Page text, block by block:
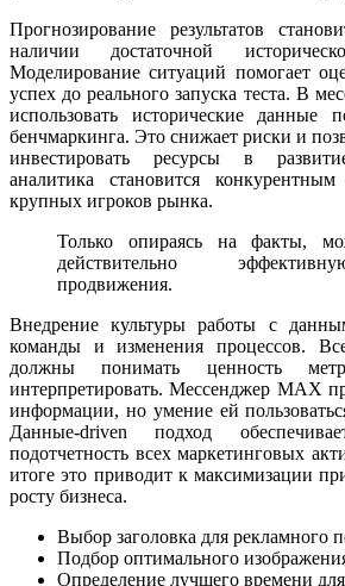
Прогнозирование результатов
наличии достаточной
Моделирование ситуаций помогает
успех до реального запуска теста. В
использовать исторические данные
бенчмаркинга. Это снижает риски и
инвестировать ресурсы в
аналитика становится
крупных игроков рынка.
Только опираясь на факты,
действительно
продвижения.
Внедрение культуры работы с
команды и изменения процессов.
должны понимать ценность
интерпретировать. Мессенджер MAX
информации, но умение ей
Данные-driven подход
подотчетность всех маркетинговых
итоге это приводит к максимизации
росту бизнеса.
Выбор заголовка для рекламного
Подбор оптимального
Определение лучшего времени